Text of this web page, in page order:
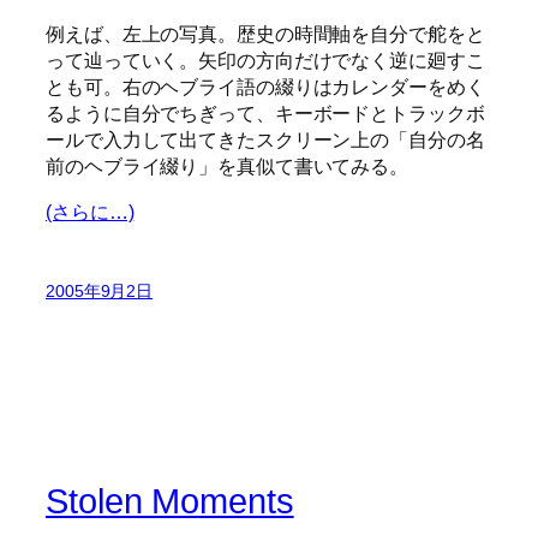
例えば、左上の写真。歴史の時間軸を自分で舵をと
って辿っていく。矢印の方向だけでなく逆に廻すこ
とも可。右のヘブライ語の綴りはカレンダーをめく
るように自分でちぎって、キーボードとトラックボ
ールで入力して出てきたスクリーン上の「自分の名
前のヘブライ綴り」を真似て書いてみる。
(さらに…)
2005年9月2日
Stolen Moments